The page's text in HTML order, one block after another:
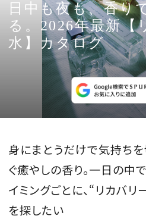
CULTURE
CELEBRITY
COLLECTION
FORTUNE
SDGs
日中も夜も、香り
る。2026年最新【
水】カタログ
身にまとうだけで気持ち
ぐ癒やしの香り。一日の中
イミングごとに、“リカバリ
を探したい